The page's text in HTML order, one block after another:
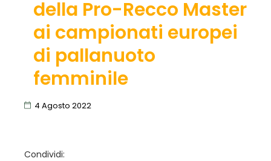
della Pro-Recco Master
ai campionati europei
di pallanuoto
femminile
4 Agosto 2022
Condividi: